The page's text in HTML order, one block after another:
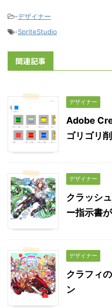
-デザイナー
-SpriteStudio
関連記事
デザイナー
Adobe
ゴリゴリ
デザイナー
クラッシ
ー指示書
デザイナー
クラフィ
ン